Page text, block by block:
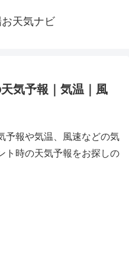
天気ナビ
気予報｜気温｜風
予報や気温、風速などの気
ト時の天気予報をお探しの